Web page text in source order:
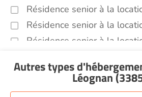
Résidence senior à la
Résidence senior à la
Résidence senior à la
Résidence senior à la
Résidence senior à la
Autres types
Léognan